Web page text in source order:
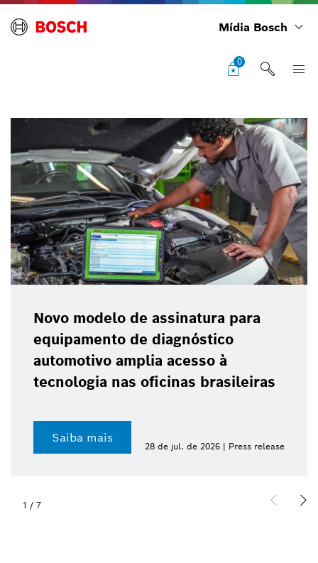
Mídia Bosch
0
Novo modelo de assinatura para
equipamento de diagnóstico
automotivo amplia acesso à
tecnologia nas oficinas brasileiras
Saiba mais
28 de jul. de 2026 | Press release
1 / 7